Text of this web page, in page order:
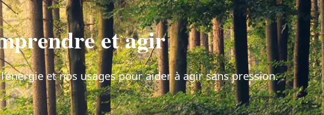
et agir
et nos usages pour aider à agir sans pression.